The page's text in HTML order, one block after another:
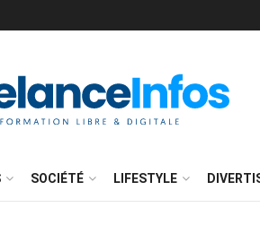
SOCIÉTÉ LIFESTYLE